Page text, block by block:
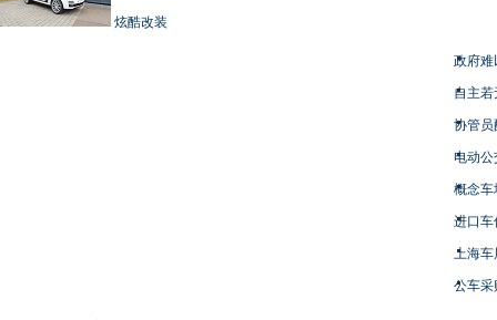
炫酷改装
政府难
自主
协管员
电动
概念车
进口车
上海
公车采